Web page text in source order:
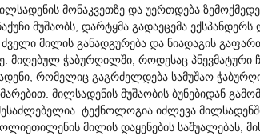
მონაკვეთზე და უერთდება
მუშაობს, დარტყმა გადაეცემა
მილის განადგურება და ნიადაგის
მიღებულ ჭაბურღილში, როდესაც პნევმატური
რომელიც გაგრძელდება სამუშაო
მილსადენის მუშაობის ბუნებიდან
ტექნოლოგია იძლევა
მილის დაყენების საშუალებას,